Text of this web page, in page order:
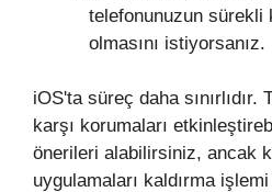
telefonunuzun sürekli
olmasını istiyorsanız.
iOS'ta süreç daha sınırlıdır.
karşı korumaları
önerileri alabilirsiniz, ancak
uygulamaları kaldırma